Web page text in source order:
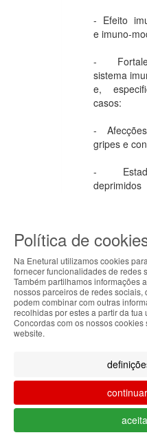
- Efeito
e imuno-
-
sistema
e,
casos:
-
gripes e
-
Produtos
-15%
ABOUT THE
Enetural handles
cookies that improve
website, facilitate
continuing to browse
these cookies. For
Privacy and Cookie
preferences in Cookie
Política de
Na Enetural utilizamos cookies
fornecer funcionalidades de redes
Também partilhamos informações
nossos parceiros de redes
podem combinar com outras
recolhidas por estes a partir da
Concordas com os nossos
website.